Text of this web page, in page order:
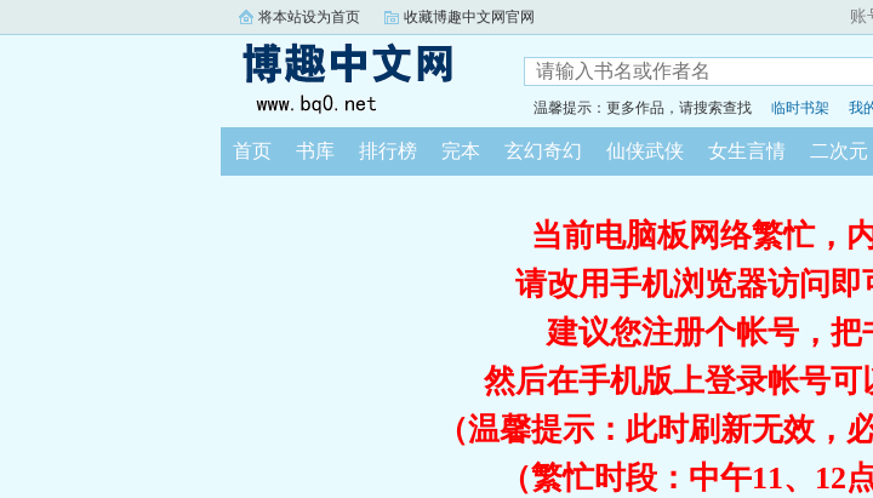
将本站设为首页 收藏博趣中文网官网 账
温馨提示：更多作品，请搜索查找 临时书架 我
首页 书库 排行榜 完本 玄幻奇幻 仙侠武侠 女生言情 二次元
当前电脑板网络繁忙
请改用手机浏览器访问
建议您注册个帐号，把
然后在手机版上登录帐号
（温馨提示：此时刷新无效，
（繁忙时段：中午11、12